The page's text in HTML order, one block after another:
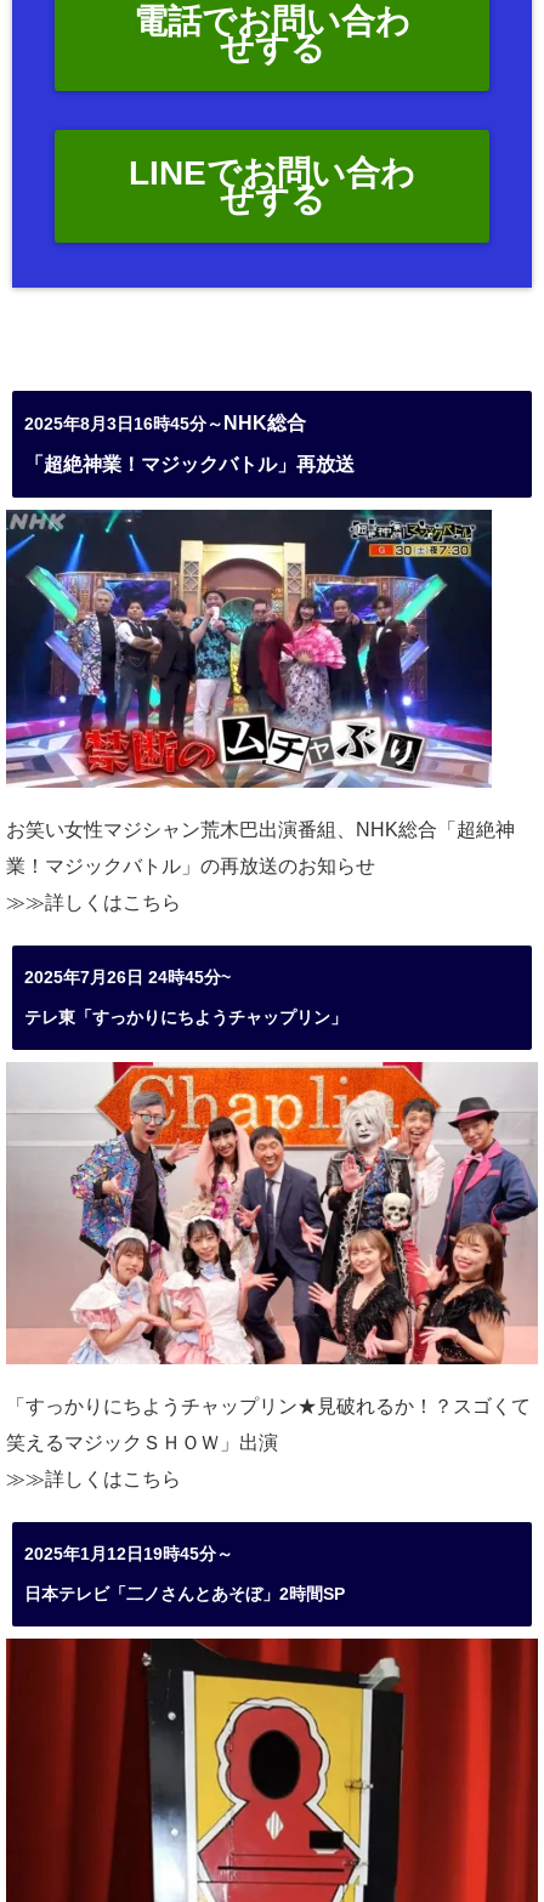
電話でお問い合わ
せする
LINEでお問い合わ
せする
2025年8月3日16時45分～ NHK総合
「超絶神業！マジックバトル」再放送
お笑い女性マジシャン荒木巴出演番組、
NHK総合「超絶神
業！マジックバトル」の再放送のお知らせ
≫≫詳しくはこちら
2025年7月26日 24時45分~
テレ東「すっかりにちようチャップリン」
「すっかりにちようチャップリン★見破れるか！？スゴくて
笑えるマジックＳＨＯＷ」出演
≫≫詳しくはこちら
2025年1月12日19時45分～
日本テレビ「二ノさんとあそぼ」2時間SP